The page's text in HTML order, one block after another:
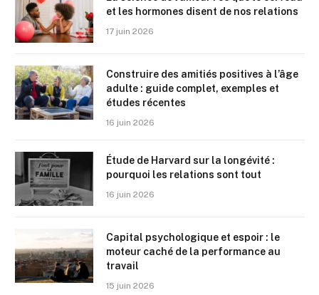
et les hormones disent de nos relations
17 juin 2026
Construire des amitiés positives à l’âge
adulte : guide complet, exemples et
études récentes
16 juin 2026
Étude de Harvard sur la longévité :
pourquoi les relations sont tout
16 juin 2026
Capital psychologique et espoir : le
moteur caché de la performance au
travail
15 juin 2026